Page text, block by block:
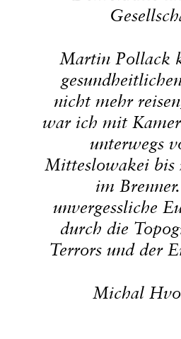
Martin Pollack
nicht mehr
war ich mit
unterwegs
Mitteslowakei bis
im
unvergessliche
durch die
Terrors und der
Michal